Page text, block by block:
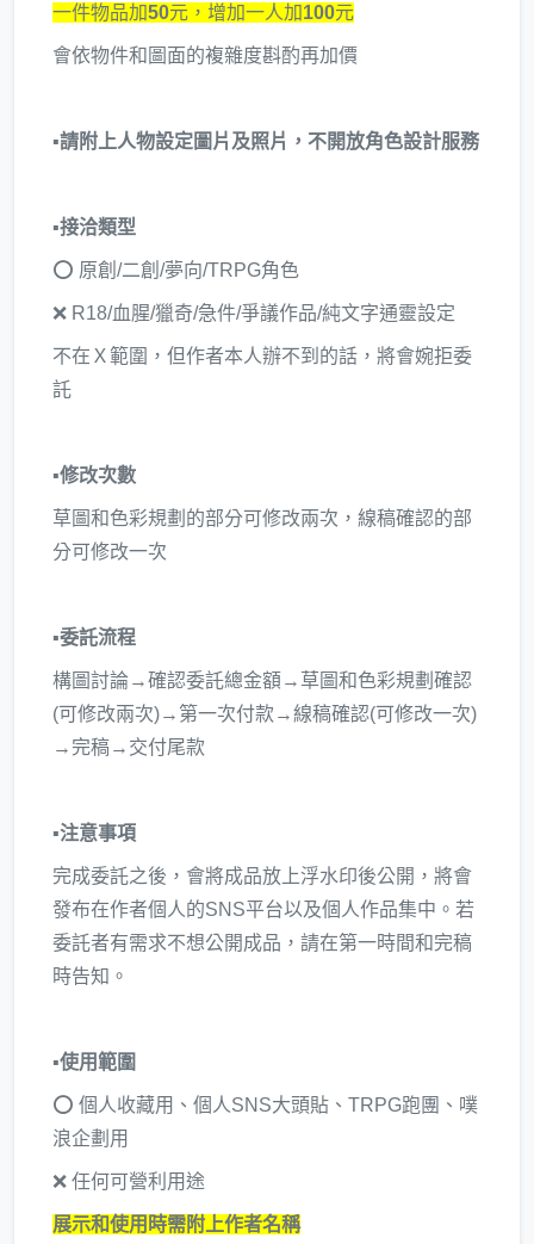
一件物品加50元，增加一人加100元
會依物件和圖面的複雜度斟酌再加價
▪️請附上人物設定圖片及照片，不開放角色設計服務
▪️接洽類型
⭕️ 原創/二創/夢向/TRPG角色
❌ R18/血腥/獵奇/急件/爭議作品/純文字通靈設定
不在Ｘ範圍，但作者本人辦不到的話，將會婉拒委
託
▪️修改次數
草圖和色彩規劃的部分可修改兩次，線稿確認的部
分可修改一次
▪️委託流程
構圖討論→確認委託總金額→草圖和色彩規劃確認
(可修改兩次)→第一次付款→線稿確認(可修改一次)
→完稿→交付尾款
▪️注意事項
完成委託之後，會將成品放上浮水印後公開，將會
發布在作者個人的SNS平台以及個人作品集中。若
委託者有需求不想公開成品，請在第一時間和完稿
時告知。
▪️使用範圍
⭕️ 個人收藏用、個人SNS大頭貼、TRPG跑團、噗
浪企劃用
❌ 任何可營利用途
展示和使用時需附上作者名稱